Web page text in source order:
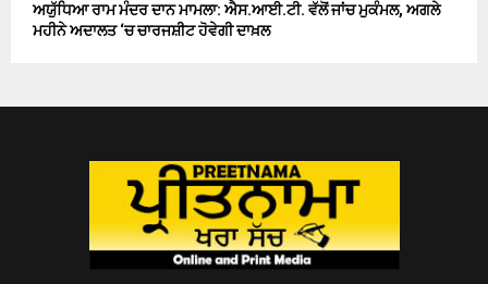
ਅਯੁੱਧਿਆ ਰਾਮ ਮੰਦਰ ਦਾਨ ਮਾਮਲਾ: ਐਸ.ਆਈ.ਟੀ. ਵੱਲੋਂ ਜਾਂਚ ਮੁਕੰਮਲ, ਅਗਲੇ
ਮਹੀਨੇ ਅਦਾਲਤ ‘ਚ ਚਾਰਜਸ਼ੀਟ ਹੋਵੇਗੀ ਦਾਖ਼ਲ